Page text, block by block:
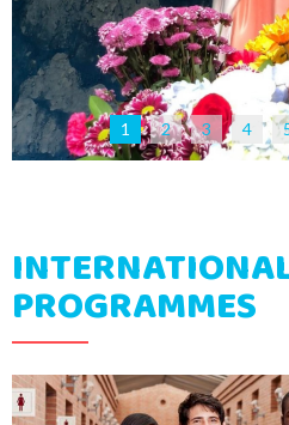
1 2 3 4
PROGRAMMES